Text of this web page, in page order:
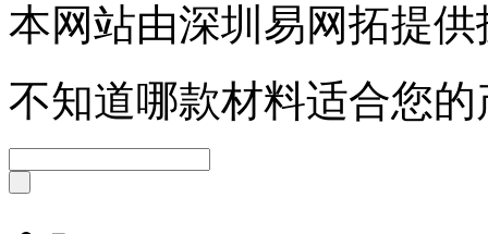
本网站由深圳易网拓提
不知道哪款材料适合您